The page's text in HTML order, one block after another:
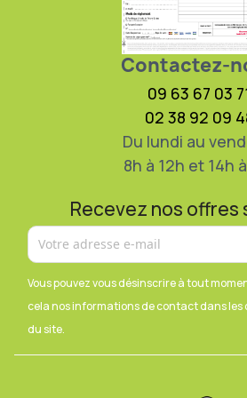
Contactez-
09 63 67 03
02 38 92 09
Du lundi au
8h à 12h et 14h
Recevez nos offres
Vous pouvez vous désinscrire à tout
cela nos informations de contact dans
du site.